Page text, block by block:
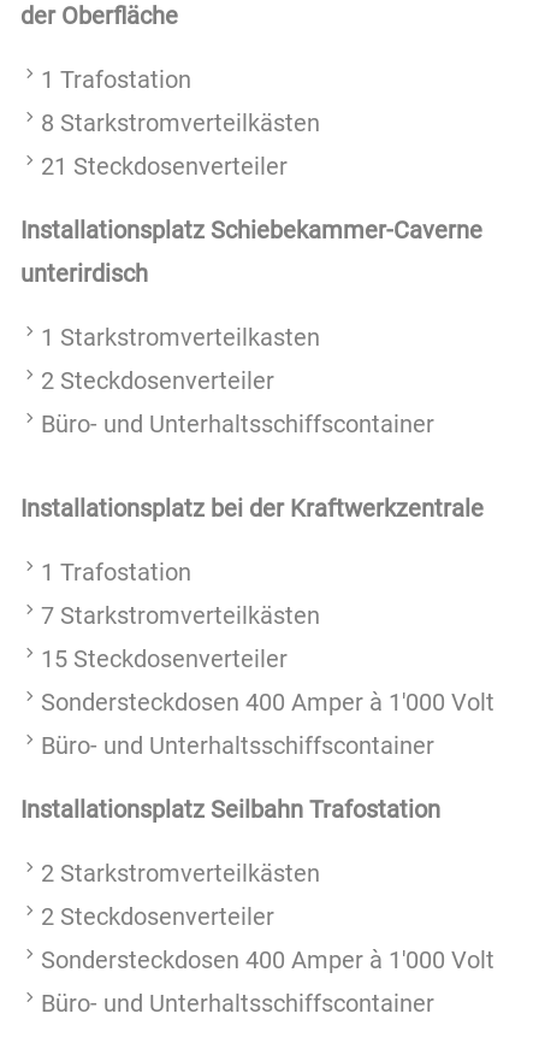
der Oberfläche
1 Trafostation
8 Starkstromverteilkästen
21 Steckdosenverteiler
Installationsplatz Schiebekammer-Caverne
unterirdisch
1 Starkstromverteilkasten
2 Steckdosenverteiler
Büro- und Unterhaltsschiffscontainer
Installationsplatz bei der Kraftwerkzentrale
1 Trafostation
7 Starkstromverteilkästen
15 Steckdosenverteiler
Sondersteckdosen 400 Amper à 1'000 Volt
Büro- und Unterhaltsschiffscontainer
Installationsplatz Seilbahn Trafostation
2 Starkstromverteilkästen
2 Steckdosenverteiler
Sondersteckdosen 400 Amper à 1'000 Volt
Büro- und Unterhaltsschiffscontainer